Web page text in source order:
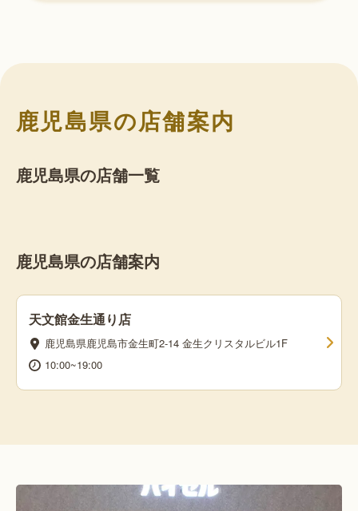
鹿児島県の店舗案内
鹿児島県の店舗一覧
鹿児島県の店舗案内
天文館金生通り店
鹿児島県鹿児島市金生町2-14 金生クリスタルビル1F
10:00~19:00